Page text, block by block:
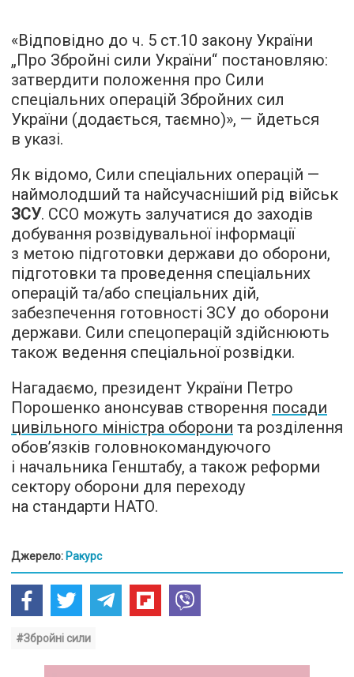
«Відповідно до ч. 5 ст.10 закону України
„Про Збройні сили України“ постановляю:
затвердити положення про Сили
спеціальних операцій Збройних сил
України (додається, таємно)», — йдеться
в указі.
Як відомо, Сили спеціальних операцій —
наймолодший та найсучасніший рід військ
ЗСУ. ССО можуть залучатися до заходів
добування розвідувальної інформації
з метою підготовки держави до оборони,
підготовки та проведення спеціальних
операцій та/або спеціальних дій,
забезпечення готовності ЗСУ до оборони
держави. Сили спецоперацій здійснюють
також ведення спеціальної розвідки.
Нагадаємо, президент України Петро
Порошенко анонсував створення посади
цивільного міністра оборони та розділення
обов’язків головнокомандуючого
і начальника Генштабу, а також реформи
сектору оборони для переходу
на стандарти НАТО.
Джерело: Ракурс
#Збройні сили